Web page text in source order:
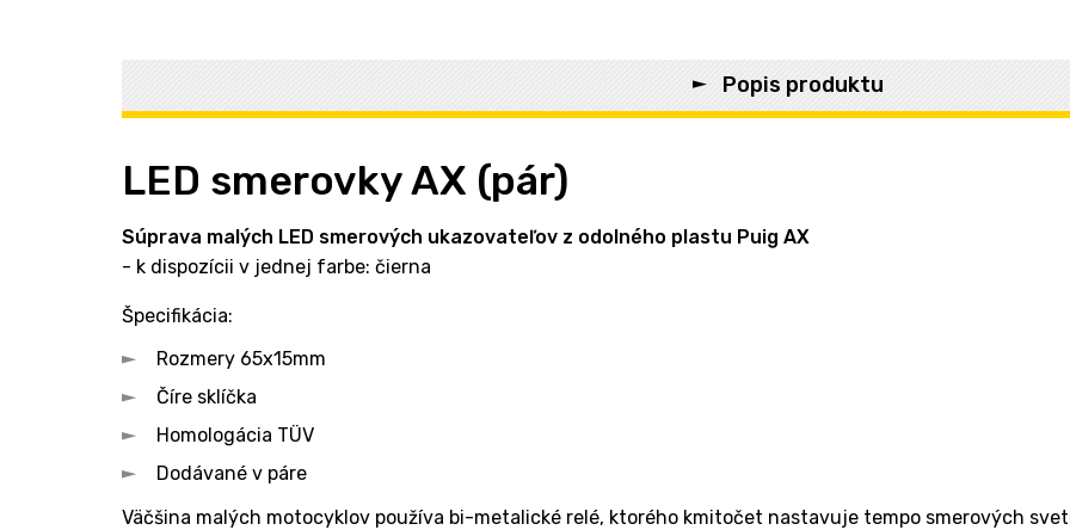
Popis produktu
LED smerovky AX (pár)
Súprava malých LED smerových ukazovateľov z odolného plastu Puig AX
- k dispozícii v jednej farbe: čierna
Špecifikácia:
Rozmery 65x15mm
Číre sklíčka
Homologácia TÜV
Dodávané v páre
Väčšina malých motocyklov používa bi-metalické relé, ktorého kmitočet nastavuje tempo smerových